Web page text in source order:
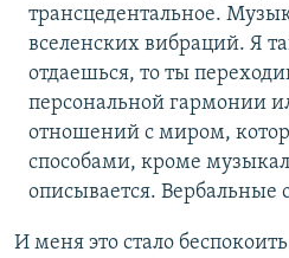
трансцедентальное.
вселенских вибраций. Я
отдаешься, то ты
персональной гармонии
отношений с миром,
способами, кроме
описывается. Вербальные
И меня это стало